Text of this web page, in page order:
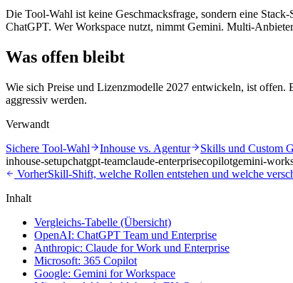
Die Tool-Wahl ist keine Geschmacksfrage, sondern eine
ChatGPT. Wer Workspace nutzt, nimmt Gemini. Multi-
Was offen bleibt
Wie sich Preise und Lizenzmodelle 2027 entwickeln, ist
aggressiv werden.
Verwandt
Sichere Tool-Wahl
Inhouse vs. Agentur
Skills und Custom
inhouse-setupchatgpt-teamclaude-enterprisecopilotgemini-
VorherSkill-Shift, welche Rollen entstehen und welche
Inhalt
Vergleichs-Tabelle (Übersicht)
OpenAI: ChatGPT Team und Enterprise
Anthropic: Claude for Work und Enterprise
Microsoft: 365 Copilot
Google: Gemini for Workspace